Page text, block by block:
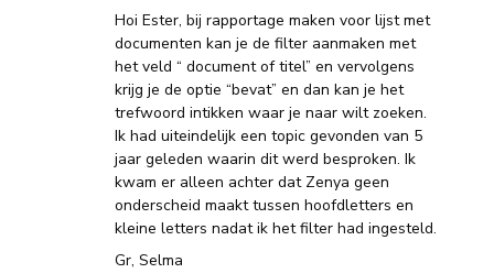
Hoi Ester, bij rapportage maken voor lijst met
documenten kan je de filter aanmaken met
het veld “ document of titel” en vervolgens
krijg je de optie “bevat” en dan kan je het
trefwoord intikken waar je naar wilt zoeken.
Ik had uiteindelijk een topic gevonden van 5
jaar geleden waarin dit werd besproken. Ik
kwam er alleen achter dat Zenya geen
onderscheid maakt tussen hoofdletters en
kleine letters nadat ik het filter had ingesteld.
Gr, Selma